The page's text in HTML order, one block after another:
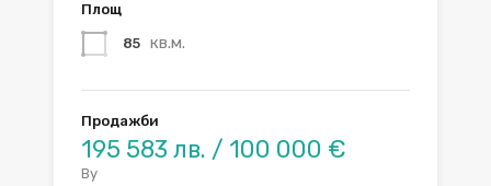
Площ
85 кв.м.
Продажби
195 583 лв. / 100 000 €
By